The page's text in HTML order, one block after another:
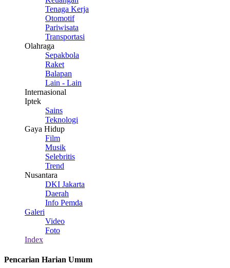
Tenaga Kerja
Otomotif
Pariwisata
Transportasi
Olahraga
Sepakbola
Raket
Balapan
Lain - Lain
Internasional
Iptek
Sains
Teknologi
Gaya Hidup
Film
Musik
Selebritis
Trend
Nusantara
DKI Jakarta
Daerah
Info Pemda
Galeri
Video
Foto
Index
Pencarian Harian Umum